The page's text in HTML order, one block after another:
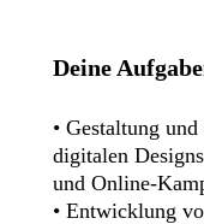
Deine
• Gestaltung
digitalen
und Online-
• Entwicklung